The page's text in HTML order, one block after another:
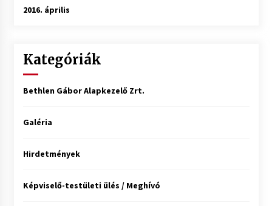
2016. április
Kategóriák
Bethlen Gábor Alapkezelő Zrt.
Galéria
Hirdetmények
Képviselő-testületi ülés / Meghívó